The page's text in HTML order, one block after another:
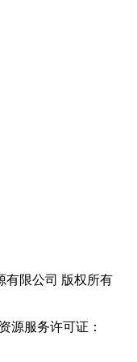
有限公司 版权所有
源服务许可证：